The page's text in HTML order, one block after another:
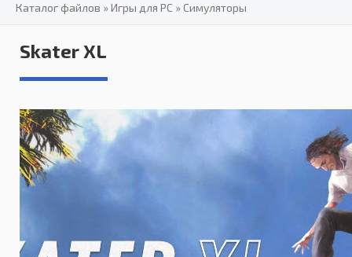
Каталог файлов »Игры для PC »Симуляторы
Skater XL